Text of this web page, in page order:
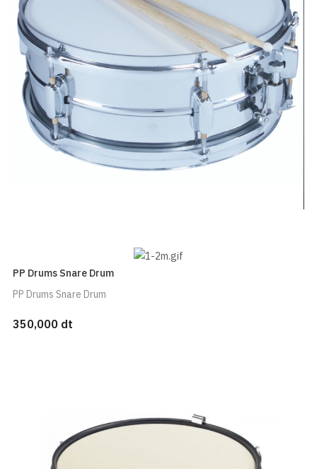
PP Drums Snare Drum
PP Drums Snare Drum
350,000 dt